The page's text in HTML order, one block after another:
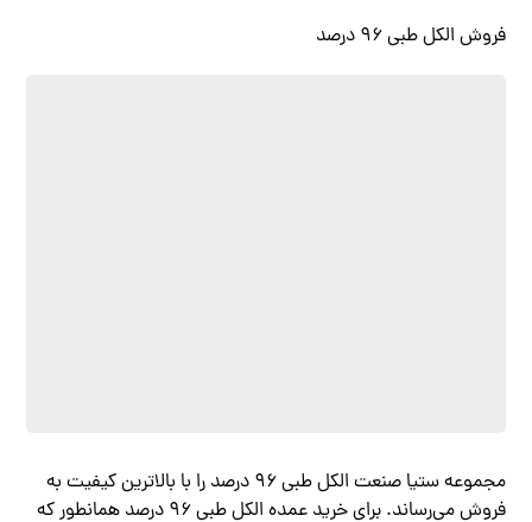
فروش الکل طبی ۹۶ درصد
مجموعه ستیا صنعت الکل طبی ۹۶ درصد را با بالاترین کیفیت به
فروش می‌رساند. برای خرید عمده الکل طبی ۹۶ درصد همانطور که